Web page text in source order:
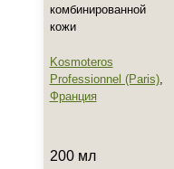
Возраст
Любой возраст (от 18 лет)
После 20
Действие
комбинированной
кожи
Kosmoteros
Professionnel (Paris),
Франция
200 мл